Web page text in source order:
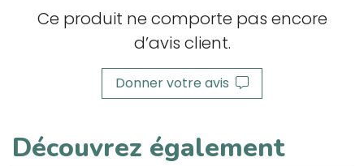
Ce produit ne comporte pas encore
d’avis client.
Donner votre avis
Découvrez également